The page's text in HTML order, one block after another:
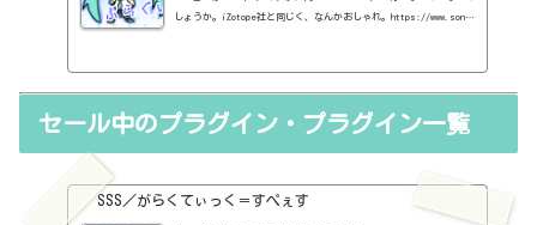
しょうか。iZotope社と同じく、なんかおしゃれ。https://www.sonib
2%92%e4%bd%bf%e3%81%a3%e3%81%a6%e3%81%bf/learn:comphttp
セール中のプラグイン・プラグイン一覧
SSS／がらくてぃっく＝すぺぇす